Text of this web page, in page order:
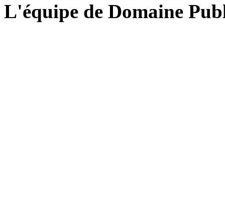
L'équipe de Domaine